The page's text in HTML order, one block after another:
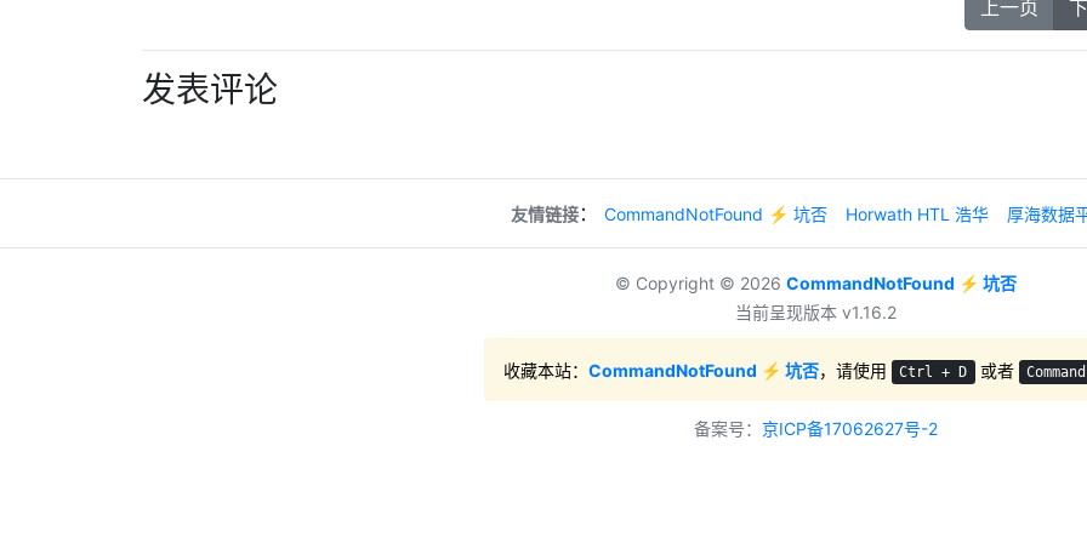
上一页
发表评论
友情链接： CommandNotFound ⚡️ 坑否 Horwath HTL 浩华 厚海数据
© Copyright © 2026 CommandNotFound ⚡️ 坑否
当前呈现版本 v1.16.2
收藏本站： CommandNotFound ⚡️ 坑否，请使用 Ctrl + D 或者
备案号： 京ICP备17062627号-2